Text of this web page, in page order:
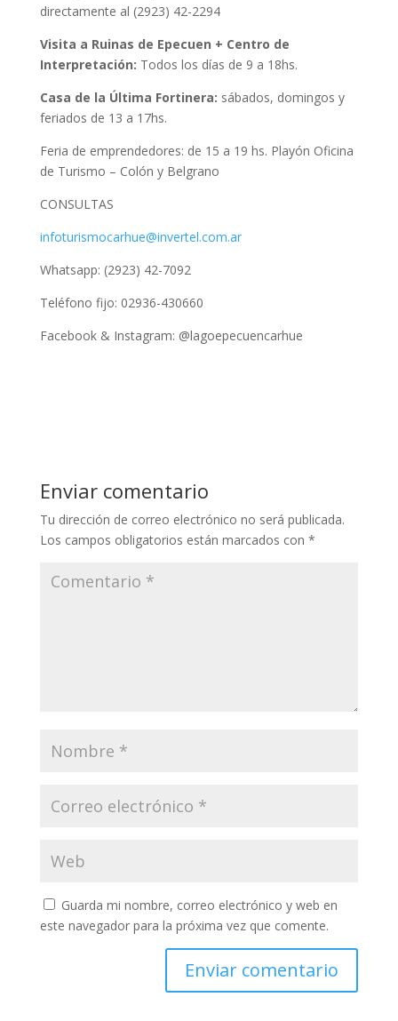
directamente al (2923) 42-2294
Visita a Ruinas de Epecuen + Centro de
Interpretación: Todos los días de 9 a 18hs.
Casa de la Última Fortinera: sábados, domingos y
feriados de 13 a 17hs.
Feria de emprendedores: de 15 a 19 hs. Playón Oficina
de Turismo – Colón y Belgrano
CONSULTAS
infoturismocarhue@invertel.com.ar
Whatsapp: (2923) 42-7092
Teléfono fijo: 02936-430660
Facebook & Instagram: @lagoepecuencarhue
Enviar comentario
Tu dirección de correo electrónico no será publicada.
Los campos obligatorios están marcados con *
Guarda mi nombre, correo electrónico y web en
este navegador para la próxima vez que comente.